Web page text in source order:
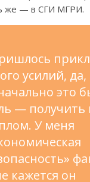
же — в СГИ МГРИ.
усилий, да,
это
— получить
У меня
кажется он